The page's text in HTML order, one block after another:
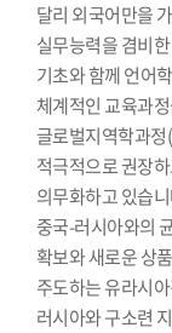
달리 외국어만을
실무능력을 겸비
기초와 함께 언어
체계적인 교육과
글로벌지역학과
적극적으로 권장
의무화하고 있습
중국-러시아와의
확보와 새로운 상
주도하는 유라시
러시아와 구소련